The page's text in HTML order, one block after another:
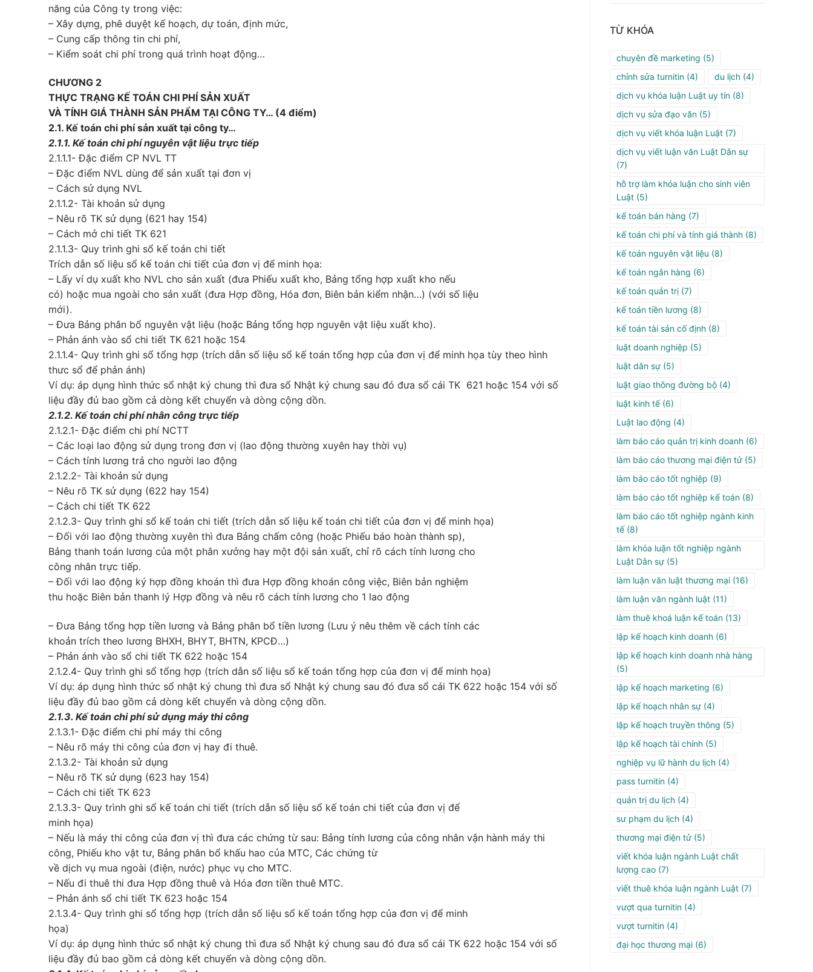
năng của Công ty trong việc:
– Xây dựng, phê duyệt kế hoạch, dự toán, định mức,
– Cung cấp thông tin chi phí,
– Kiểm soát chi phí trong quá trình hoạt động…
CHƯƠNG 2
THỰC TRẠNG KẾ TOÁN CHI PHÍ SẢN XUẤT
VÀ TÍNH GIÁ THÀNH SẢN PHẨM TẠI CÔNG TY… (4 điểm)
2.1. Kế toán chi phí sản xuất tại công ty…
2.1.1. Kế toán chi phí nguyên vật liệu trực tiếp
2.1.1.1- Đặc điểm CP NVL TT
– Đặc điểm NVL dùng để sản xuất tại đơn vị
– Cách sử dụng NVL
2.1.1.2- Tài khoản sử dụng
– Nêu rõ TK sử dụng (621 hay 154)
– Cách mở chi tiết TK 621
2.1.1.3- Quy trình ghi sổ kế toán chi tiết
Trích dẫn số liệu sổ kế toán chi tiết của đơn vị để minh họa:
– Lấy ví dụ xuất kho NVL cho sản xuất (đưa Phiếu xuất kho, Bảng tổng hợp xuất kho nếu
có) hoặc mua ngoài cho sản xuất (đưa Hợp đồng, Hóa đơn, Biên bản kiểm nhận…) (với số liệu
mới).
– Đưa Bảng phân bổ nguyên vật liệu (hoặc Bảng tổng hợp nguyên vật liệu xuất kho).
– Phản ánh vào sổ chi tiết TK 621 hoặc 154
2.1.1.4- Quy trình ghi sổ tổng hợp (trích dẫn số liệu sổ kế toán tổng hợp của đơn vị để minh họa tùy theo hình
thưc sổ để phản ánh)
Ví dụ: áp dụng hình thức sổ nhật ký chung thì đưa sổ Nhật ký chung sau đó đưa sổ cái TK 621 hoặc 154 với số
liệu đầy đủ bao gồm cả dòng kết chuyển và dòng cộng dồn.
2.1.2. Kế toán chi phí nhân công trực tiếp
2.1.2.1- Đặc điểm chi phí NCTT
– Các loại lao động sử dụng trong đơn vị (lao động thường xuyên hay thời vụ)
– Cách tính lương trả cho người lao động
2.1.2.2- Tài khoản sử dụng
– Nêu rõ TK sử dụng (622 hay 154)
– Cách chi tiết TK 622
2.1.2.3- Quy trình ghi sổ kế toán chi tiết (trích dẫn số liệu kế toán chi tiết của đơn vị để minh họa)
– Đối với lao động thường xuyên thì đưa Bảng chấm công (hoặc Phiếu báo hoàn thành sp),
Bảng thanh toán lương của một phân xưởng hay một đội sản xuất, chỉ rõ cách tính lương cho
công nhân trực tiếp.
– Đối với lao động ký hợp đồng khoán thì đưa Hợp đồng khoán công việc, Biên bản nghiệm
thu hoặc Biên bản thanh lý Hợp đồng và nêu rõ cách tính lương cho 1 lao động
– Đưa Bảng tổng hợp tiền lương và Bảng phân bổ tiền lương (Lưu ý nêu thêm về cách tính các
khoản trích theo lương BHXH, BHYT, BHTN, KPCĐ…)
– Phản ánh vào sổ chi tiết TK 622 hoặc 154
2.1.2.4- Quy trình ghi sổ tổng hợp (trích dẫn số liệu sổ kế toán tổng hợp của đơn vị để minh họa)
Ví dụ: áp dụng hình thức sổ nhật ký chung thì đưa sổ Nhật ký chung sau đó đưa sổ cái TK 622 hoặc 154 với số
liệu đầy đủ bao gồm cả dòng kết chuyển và dòng cộng dồn.
2.1.3. Kế toán chi phí sử dụng máy thi công
2.1.3.1- Đặc điểm chi phí máy thi công
– Nêu rõ máy thi công của đơn vị hay đi thuê.
2.1.3.2- Tài khoản sử dụng
– Nêu rõ TK sử dụng (623 hay 154)
– Cách chi tiết TK 623
2.1.3.3- Quy trình ghi sổ kế toán chi tiết (trích dẫn số liệu sổ kế toán chi tiết của đơn vị để
minh họa)
– Nếu là máy thi công của đơn vị thì đưa các chứng từ sau: Bảng tính lương của công nhân vận hành máy thi
công, Phiếu kho vật tư, Bảng phân bổ khấu hao của MTC, Các chứng từ
về dịch vụ mua ngoài (điện, nước) phục vụ cho MTC.
– Nếu đi thuê thi đưa Hợp đồng thuê và Hóa đơn tiền thuê MTC.
– Phản ánh sổ chi tiết TK 623 hoặc 154
2.1.3.4- Quy trình ghi sổ tổng hợp (trích dẫn số liệu sổ kế toán tổng hợp của đơn vị để minh
họa)
Ví dụ: áp dụng hình thức sổ nhật ký chung thì đưa sổ Nhật ký chung sau đó đưa sổ cái TK 622 hoặc 154 với số
liệu đầy đủ bao gồm cả dòng kết chuyển và dòng cộng dồn.
TỪ KHÓA
chuyên đề marketing (5)
chỉnh sửa turnitin (4) du lịch (4)
dịch vụ khóa luận Luật uy tín (8)
dịch vụ sửa đạo văn (5)
dịch vụ viết khóa luận Luật (7)
dịch vụ viết luận văn Luật Dân sự
(7)
hỗ trợ làm khóa luận cho sinh viên
Luật (5)
kế toán bán hàng (7)
kế toán chi phí và tính giá thành (8)
kế toán nguyên vật liệu (8)
kế toán ngân hàng (6)
kế toán quản trị (7)
kế toán tiền lương (8)
kế toán tài sản cố định (8)
luật doanh nghiệp (5)
luật dân sự (5)
luật giao thông đường bộ (4)
luật kinh tế(6)
Luật lao động (4)
làm báo cáo quản trị kinh doanh (6)
làm báo cáo thương mại điện tử (5)
làm báo cáo tốt nghiệp (9)
làm báo cáo tốt nghiệp kế toán (8)
làm báo cáo tốt nghiệp ngành kinh
tế(8)
làm khóa luận tốt nghiệp ngành
Luật Dân sự (5)
làm luận văn luật thương mại (16)
làm luận văn ngành luật (11)
làm thuê khoá luận kế toán (13)
lập kế hoạch kinh doanh (6)
lập kế hoạch kinh doanh nhà hàng
(5)
lập kế hoạch marketing (6)
lập kế hoạch nhân sự (4)
lập kế hoạch truyền thông (5)
lập kế hoạch tài chính (5)
nghiệp vụ lữ hành du lịch (4)
pass turnitin (4)
quản trị du lịch (4)
sư phạm du lịch (4)
thương mại điện tử (5)
viết khóa luận ngành Luật chất
lượng cao (7)
viết thuê khóa luận ngành Luật (7)
vượt qua turnitin (4)
vượt turnitin (4)
đại học thương mại (6)